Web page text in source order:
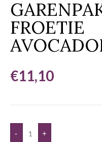
FROETIE
€11,10
- +